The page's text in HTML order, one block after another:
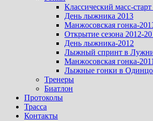
Классический масс-
День лыжника 2013
Манжосовская гонка-
Открытие сезона 2012-
День лыжника-2012
Лыжный спринт в
Манжосовская гонка-2011
Лыжные гонки в
Тренеры
Биатлон
Протоколы
Трасса
Контакты